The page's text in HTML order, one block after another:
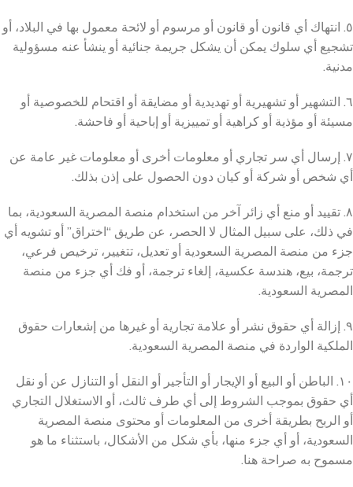
٥. انتهاك أي قانون أو قانون أو مرسوم أو لائحة معمول بها في البلاد، أو
تشجيع أي سلوك يمكن أن يشكل جريمة جنائية أو ينشأ عنه مسؤولية
مدنية.
٦. التشهير أو تشهيرية أو تهديدية أو مضايقة أو اقتحام للخصوصية أو
مسيئة أو مؤذية أو كراهية أو تمييزية أو إباحية أو فاحشة.
٧. إرسال أي سر تجاري أو معلومات أخرى أو معلومات غير عامة عن
أي شخص أو شركة أو كيان دون الحصول على إذن بذلك.
٨. تقييد أو منع أي زائر آخر من استخدام منصة المصرية السعودية، بما
في ذلك، على سبيل المثال لا الحصر، عن طريق “اختراق” أو تشويه أي
جزء من منصة المصرية السعودية أو تعديل، تتغيير، ترخيص فرعي،
ترجمة، بيع، هندسة عكسية، إلغاء ترجمة، أو فك أي جزء من منصة
المصرية السعودية.
٩. إزالة أي حقوق نشر أو علامة تجارية أو غيرها من إشعارات حقوق
الملكية الواردة في منصة المصرية السعودية.
١٠. الباطن أو البيع أو الإيجار أو التأجير أو النقل أو التنازل عن أو نقل
أي حقوق بموجب الشروط إلى أي طرف ثالث، أو الاستغلال التجاري
أو الربح بطريقة أخرى من المعلومات أو محتوى منصة المصرية
السعودية، أو أي جزء منها، بأي شكل من الأشكال، باستثناء ما هو
مسموح به صراحة هنا.